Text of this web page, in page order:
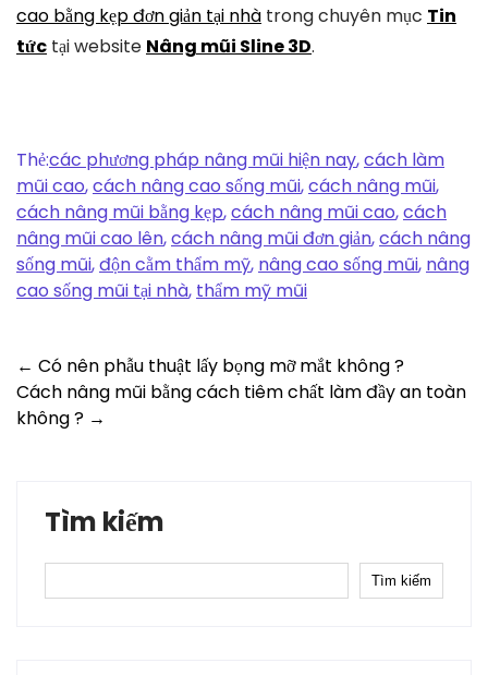
cao bằng kẹp đơn giản tại nhà trong chuyên mục Tin
tức tại website Nâng mũi Sline 3D.
Thẻ:các phương pháp nâng mũi hiện nay,cách làm
mũi cao,cách nâng cao sống mũi,cách nâng mũi,
cách nâng mũi bằng kẹp,cách nâng mũi cao,cách
nâng mũi cao lên,cách nâng mũi đơn giản,cách nâng
sống mũi,độn cằm thẩm mỹ, nâng cao sống mũi, nâng
cao sống mũi tại nhà, thẩm mỹ mũi
Post
navigation
← Có nên phẫu thuật lấy bọng mỡ mắt không ?
Cách nâng mũi bằng cách tiêm chất làm đầy an toàn
không ? →
Tìm kiếm
Tìm kiếm